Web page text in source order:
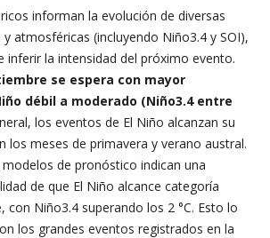
informan la evolución de diversas
atmosféricas (incluyendo Niño3.4 y SOI),
inferir la intensidad del próximo evento.
se espera con mayor
débil a moderado (Niño3.4 entre
los eventos de El Niño alcanzan su
los meses de primavera y verano austral.
de pronóstico indican una
de que El Niño alcance categoría
Niño3.4 superando los 2 °C. Esto lo
los grandes eventos registrados en la